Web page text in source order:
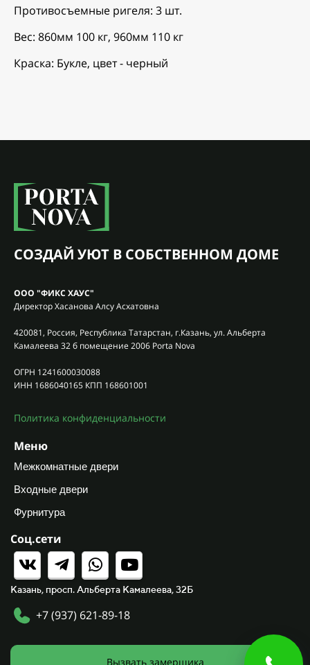
Противосъемные ригеля: 3 шт.
Вес: 860мм 100 кг, 960мм 110 кг
Краска: Букле, цвет - черный
СОЗДАЙ УЮТ В СОБСТВЕННОМ ДОМЕ
ООО "ФИКС ХАУС"
Директор Хасанова Алсу Асхатовна
420081, Россия, Республика Татарстан, г.Казань, ул. Альберта
Камалеева 32 б помещение 2006 Porta Nova
ОГРН 1241600030088
ИНН 1686040165 КПП 168601001
Политика конфиденциальности
Меню
Межкомнатные двери
Входные двери
Фурнитура
Соц.сети
Казань, просп. Альберта Камалеева, 32Б
+7 (937) 621-89-18
Вызвать замерщика